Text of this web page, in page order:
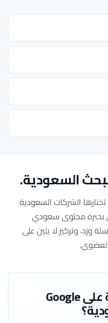
السعودية.
الشركات السعودية
بخبرة محتوى سعودي
وتركيز لا يلين على
العضوي.
جاهز للهيمنة على Google